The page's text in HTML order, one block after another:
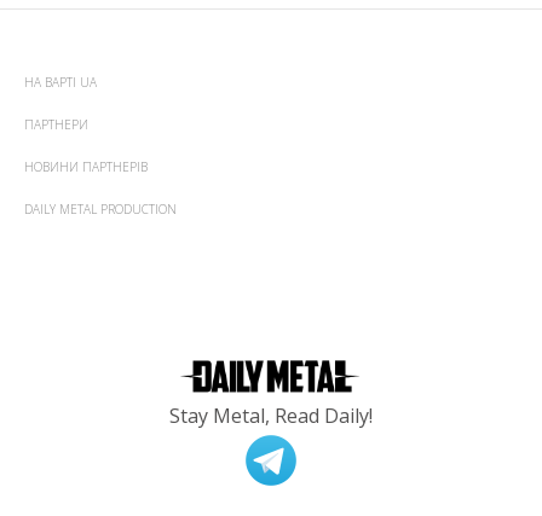
НА ВАРТІ UA
ПАРТНЕРИ
НОВИНИ ПАРТНЕРІВ
DAILY METAL PRODUCTION
Stay Metal, Read Daily!